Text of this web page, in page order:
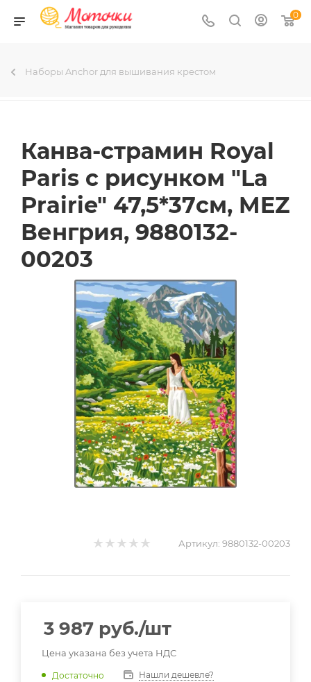
0
Наборы Anchor для вышивания крестом
Канва-страмин Royal
Paris с рисунком "La
Prairie" 47,5*37см, MEZ
Венгрия, 9880132-
00203
Артикул: 9880132-00203
3 987 руб./шт
Цена указана без учета НДС
Достаточно Нашли дешевле?